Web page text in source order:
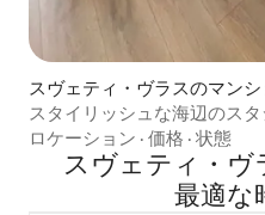
スヴェティ・ヴラスのマン
スタイリッシュな海辺のス
SoleMare
ロケーション · 価格 · 状態
スヴェティ・ヴ
最⁠適⁠な